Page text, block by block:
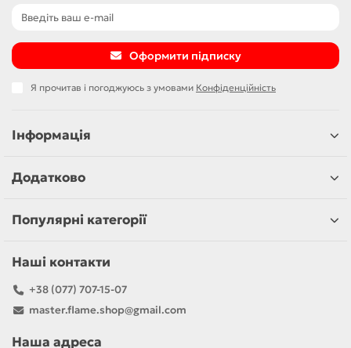
Оформити підписку
Я прочитав і погоджуюсь з умовами Конфіденційність
Інформація
Додатково
Популярні категорії
Наші контакти
+38 (077) 707-15-07
master.flame.shop@gmail.com
Наша адреса